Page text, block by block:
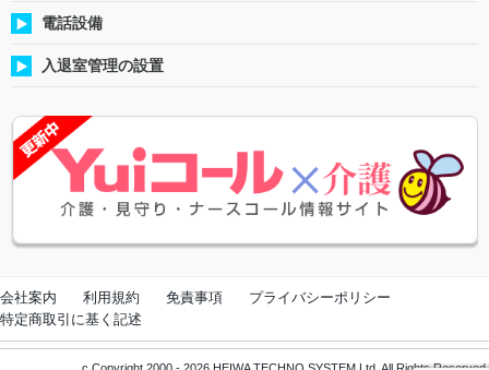
電話設備
入退室管理の設置
会社案内 利用規約 免責事項
プライバシーポリシー
特定商取引に基く記述